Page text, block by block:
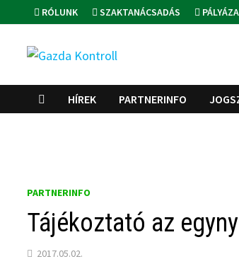
to
content
RÓLUNK SZAKTANÁCSADÁS
HÍREK PARTNERINFO
PARTNERINFO
Tájékoztató az
2017.05.02.